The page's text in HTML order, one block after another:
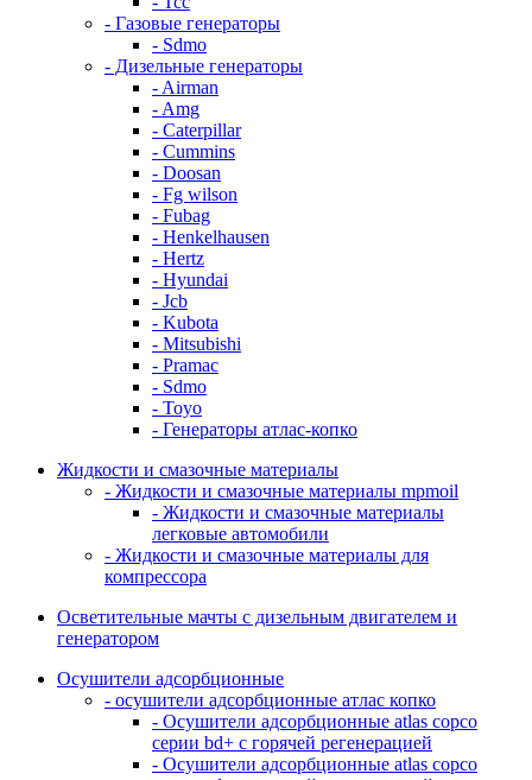
- Газовые генераторы
- Sdmo
- Дизельные генераторы
- Airman
- Amg
- Caterpillar
- Cummins
- Doosan
- Fg wilson
- Fubag
- Henkelhausen
- Hertz
- Hyundai
- Jcb
- Kubota
- Mitsubishi
- Pramac
- Sdmo
- Toyo
- Генераторы атлас-копко
Жидкости и смазочные материалы
- Жидкости и смазочные материалы mpmoil
- Жидкости и смазочные материалы
легковые автомобили
- Жидкости и смазочные материалы для
компрессора
Осветительные мачты с дизельным двигателем и
генератором
Осушители адсорбционные
- осушители адсорбционные атлас копко
- Осушители адсорбционные atlas copco
серии bd+ с горячей регенерацией
- Осушители адсорбционные atlas copco